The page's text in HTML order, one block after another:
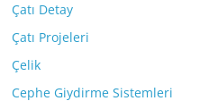
Çatı Detay
Çatı Projeleri
Çelik
Cephe Giydirme Sistemleri